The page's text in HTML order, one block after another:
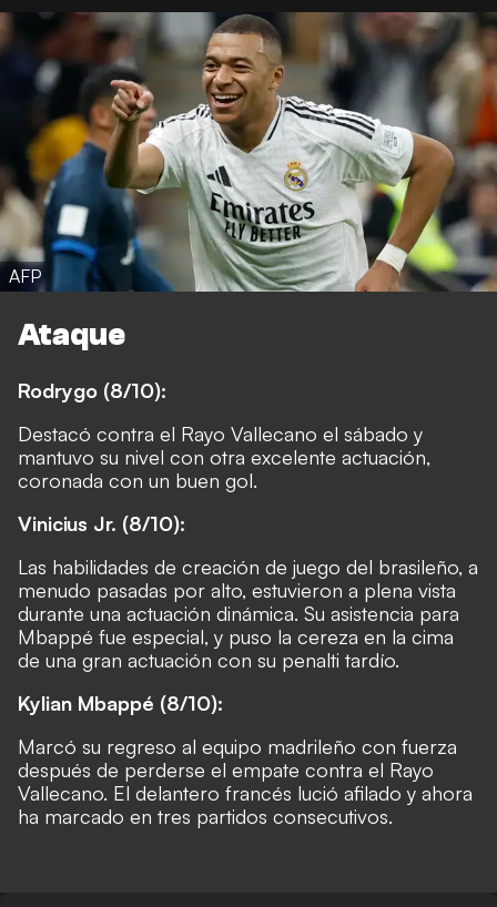
AFP
Ataque
Rodrygo (8/10):
Destacó contra el Rayo Vallecano el sábado y
mantuvo su nivel con otra excelente actuación,
coronada con un buen gol.
Vinicius Jr. (8/10):
Las habilidades de creación de juego del brasileño, a
menudo pasadas por alto, estuvieron a plena vista
durante una actuación dinámica. Su asistencia para
Mbappé fue especial, y puso la cereza en la cima
de una gran actuación con su penalti tardío.
Kylian Mbappé (8/10):
Marcó su regreso al equipo madrileño con fuerza
después de perderse el empate contra el Rayo
Vallecano. El delantero francés lució afilado y ahora
ha marcado en tres partidos consecutivos.